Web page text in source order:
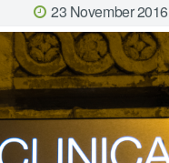
23 November 2016